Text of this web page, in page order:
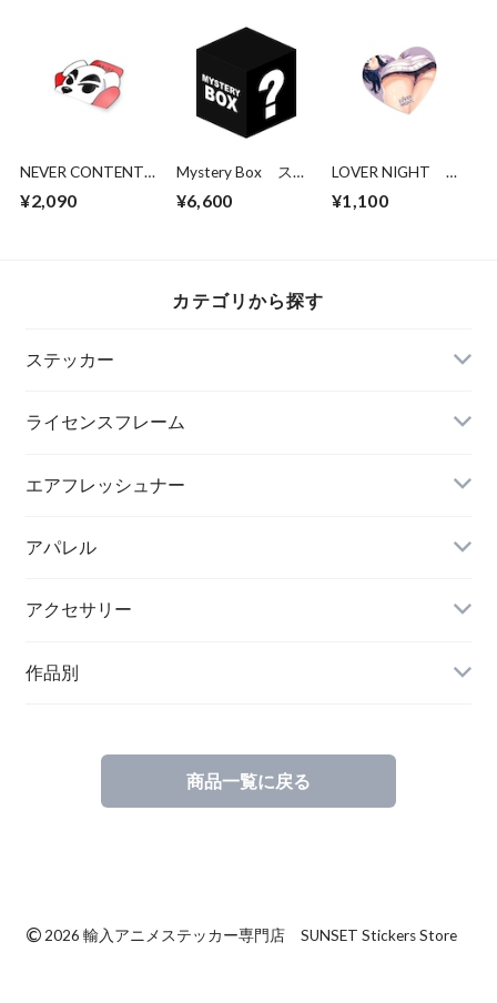
NEVER CONTENT
¥2,090
Mystery Box ステ
¥6,600
LOVER NIGHT
HEART STICKER
¥1,100
カテゴリから探す
ステッカー
ライセンスフレーム
エアフレッシュナー
アパレル
アクセサリー
作品別
商品一覧に戻る
© 2026 輸入アニメステッカー専門店 SUNSET Stickers Store